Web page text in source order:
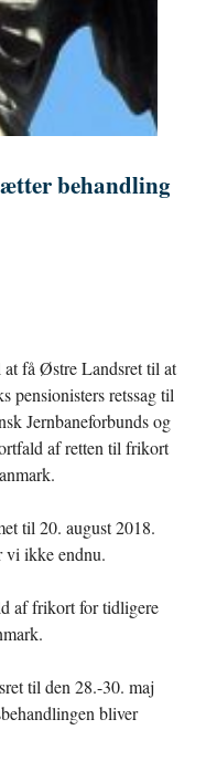
behandling
få Østre Landsret til at
pensionisters retssag til
Jernbaneforbunds og
af retten til frikort
til 20. august 2018.
vi ikke endnu.
af frikort for tidligere
til den 28.-30. maj
bliver